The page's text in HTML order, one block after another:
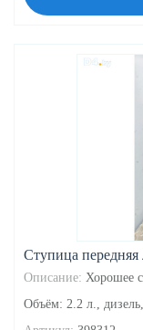
Ступица передняя
Описание: Хорошее
Объём: 2.2 л.,